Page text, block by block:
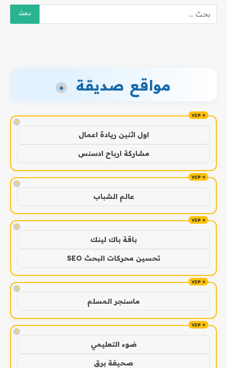
مواقع صديقة +
!
اول اثنين ريادة اعمال
مشاركة ارباح ادسنس
!
عالم الشباب
!
باقة باك لينك
تحسين محركات البحث SEO
!
ماسنجر المسلم
!
ضوء التعليمي
صحيفة برق